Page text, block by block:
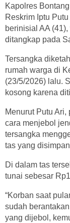
Kapolres
Reskrim Iptu
berinisial AA
ditangkap pada
Tersangka
rumah warga di
(23/5/2026) lalu.
kosong karena
Menurut Putu
cara menjebol
tersangka
tas yang
Di dalam tas
tunai sebesar
“Korban saat
sudah
yang dijebol,